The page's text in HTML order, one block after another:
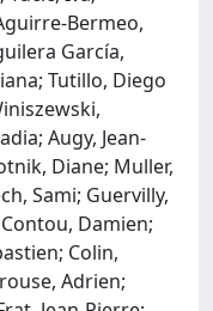
Bermeo,
García,
Tutillo, Diego
Augy, Jean-
Diane; Muller,
Sami; Guervilly,
Damien;
Colin,
Adrien;